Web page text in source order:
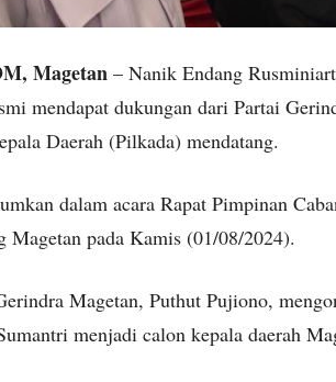
Magetan – Nanik Endang
mendapat dukungan dari Partai
Daerah (Pilkada) mendatang.
dalam acara Rapat Pimpinan
pada Kamis (01/08/2024).
Magetan, Puthut Pujiono,
menjadi calon kepala daerah